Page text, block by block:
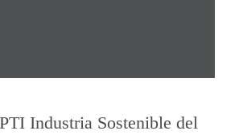
Industria Sostenible del